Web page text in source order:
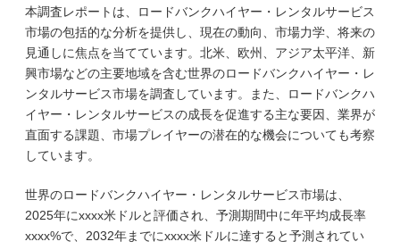
本調査レポートは、ロードバンクハイヤー・レンタルサービス
市場の包括的な分析を提供し、現在の動向、市場力学、将来の
見通しに焦点を当てています。北米、欧州、アジア太平洋、新
興市場などの主要地域を含む世界のロードバンクハイヤー・レ
ンタルサービス市場を調査しています。また、ロードバンクハ
イヤー・レンタルサービスの成長を促進する主な要因、業界が
直面する課題、市場プレイヤーの潜在的な機会についても考察
しています。
世界のロードバンクハイヤー・レンタルサービス市場は、
2025年にxxxx米ドルと評価され、予測期間中に年平均成長率
xxxx%で、2032年までにxxxx米ドルに達すると予測されてい